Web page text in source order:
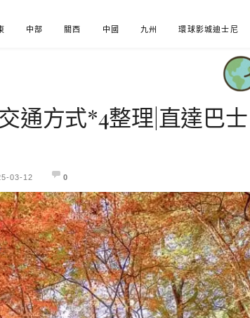
中部 關西 中國 九州 環球影城迪士尼
噗
通方式*4整理|直達巴
03-12 0